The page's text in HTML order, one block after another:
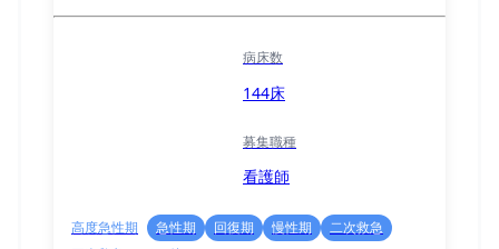
病床数
144床
募集職種
看護師
高度急性期 急性期 回復期 慢性期
二次救急